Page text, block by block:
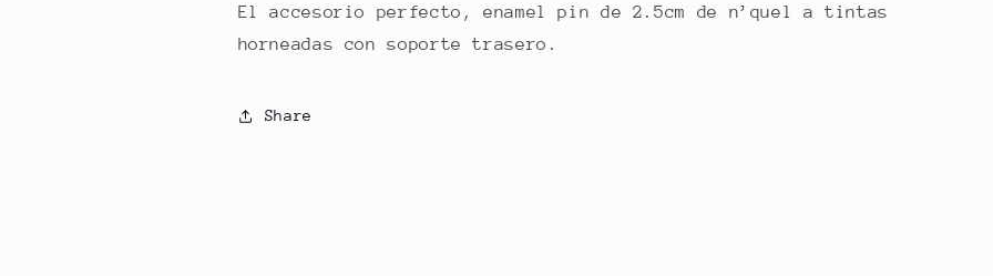
ONLY
JOKE
ONLY
JOKE
El accesorio perfecto, enamel pin de 2.5cm de n’quel a tintas
horneadas con soporte trasero.
Share